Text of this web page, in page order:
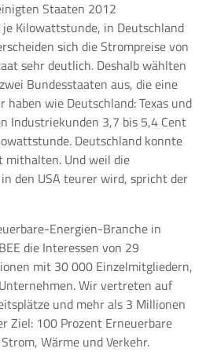
Staaten 2012
Kilowattstunde, in Deutschland
sich die Strompreise von
sehr deutlich. Deshalb wählten
Bundesstaaten aus, die eine
wie Deutschland: Texas und
Industriekunden 3,7 bis 5,4 Cent
Deutschland konnte
mithalten. Und weil die
den USA teurer wird, spricht der
Energien-Branche in
die Interessen von 29
mit 30 000 Einzelmitgliedern,
Wir vertreten auf
und mehr als 3 Millionen
Ziel: 100 Prozent Erneuerbare
Wärme und Verkehr.